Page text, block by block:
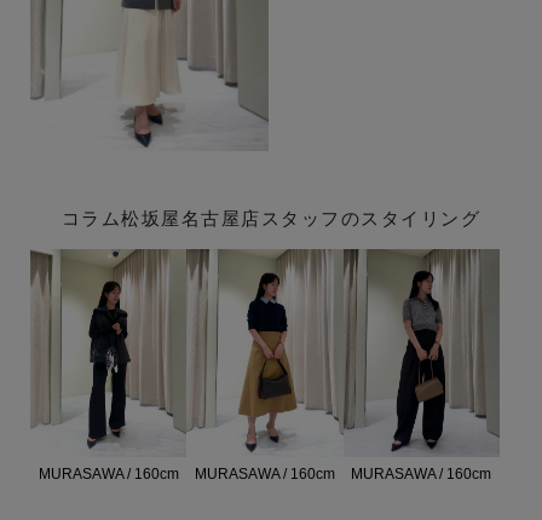
コラム松坂屋名古屋店スタッフのスタイリング
MURASAWA / 160cm MURASAWA / 160cm MURASAWA / 160cm